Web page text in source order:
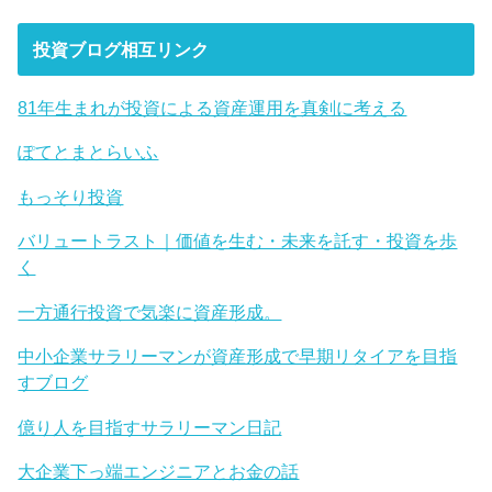
投資ブログ相互リンク
81年生まれが投資による資産運用を真剣に考える
ぽてとまとらいふ
もっそり投資
バリュートラスト｜価値を生む・未来を託す・投資を歩
く
一方通行投資で気楽に資産形成。
中小企業サラリーマンが資産形成で早期リタイアを目指
すブログ
億り人を目指すサラリーマン日記
大企業下っ端エンジニアとお金の話